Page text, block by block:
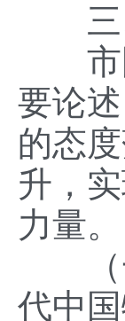
三
市国
要论
的态
升，
力量。
（一
代中